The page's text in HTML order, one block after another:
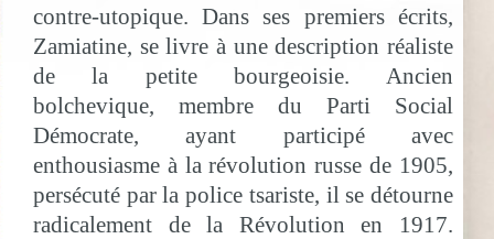
contre-utopique. Dans ses premiers écrits,
Zamiatine, se livre à une description réaliste
de la petite bourgeoisie. Ancien
bolchevique, membre du Parti Social
Démocrate, ayant participé avec
enthousiasme à la révolution russe de 1905,
persécuté par la police tsariste, il se détourne
radicalement de la Révolution en 1917.